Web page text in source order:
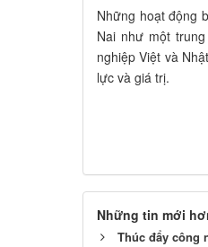
Những hoạt động
Nai như một
nghiệp Việt và
lực và giá trị.
Những tin mới
Thúc đẩy công